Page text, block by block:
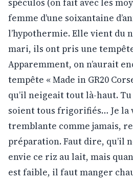
spéculos (on fait avec les
femme d’une soixantaine
l’hypothermie. Elle vient du
mari, ils ont pris une
Apparemment, on n’aurait
tempête « Made in GR20
qu’il neigeait tout là-haut. Tu
soient tous frigorifiés… Je la
tremblante comme jamais,
préparation. Faut dire, qu’il
envie ce riz au lait, mais
est faible, il faut manger